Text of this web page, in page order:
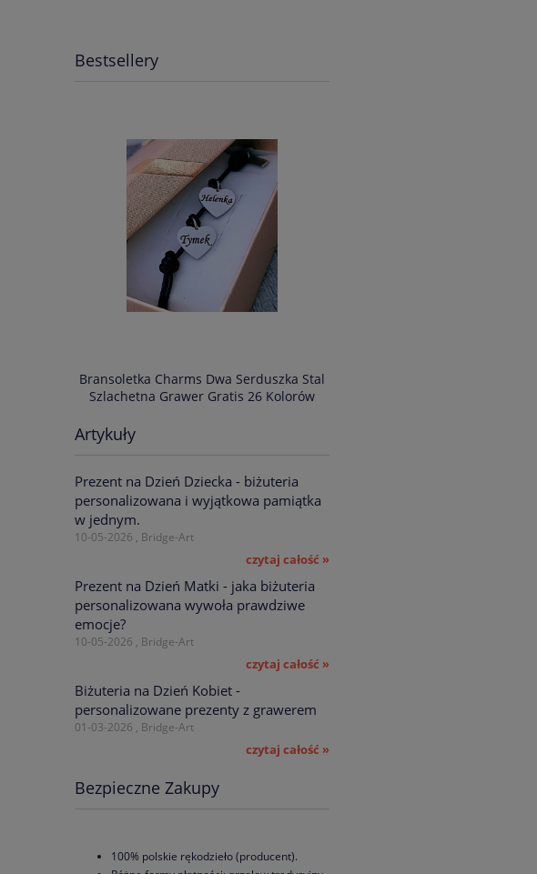
Bestsellery
Bransoletka Charms Dwa Serduszka Stal
Szlachetna Grawer Gratis 26 Kolorów
Artykuły
Prezent na Dzień Dziecka - biżuteria
personalizowana i wyjątkowa pamiątka
w jednym.
10-05-2026 , Bridge-Art
czytaj całość »
Prezent na Dzień Matki - jaka biżuteria
personalizowana wywoła prawdziwe
emocje?
10-05-2026 , Bridge-Art
czytaj całość »
Biżuteria na Dzień Kobiet -
personalizowane prezenty z grawerem
01-03-2026 , Bridge-Art
czytaj całość »
Bezpieczne Zakupy
100% polskie rękodzieło (producent).